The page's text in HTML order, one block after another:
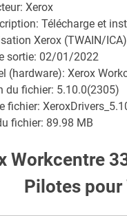
Xerox
Télécharge et
Xerox (TWAIN/
sortie: 02/01/2022
(hardware): Xerox
du fichier: 5.10.0(2305)
fichier:
fichier: 89.98 MB
Workcentre
Pilotes pour